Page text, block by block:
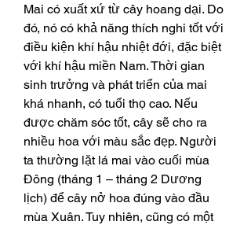
Mai có xuất xứ từ cây hoang dại. Do
đó, nó có khả năng thích nghi tốt với
điều kiện khí hậu nhiệt đới, đặc biệt
với khí hậu miền Nam. Thời gian
sinh trưởng và phát triển của mai
khá nhanh, có tuổi thọ cao. Nếu
được chăm sóc tốt, cây sẽ cho ra
nhiều hoa với màu sắc đẹp. Người
ta thường lặt lá mai vào cuối mùa
Đông (tháng 1 – tháng 2 Dương
lịch) để cây nở hoa đúng vào đầu
mùa Xuân. Tuy nhiên, cũng có một